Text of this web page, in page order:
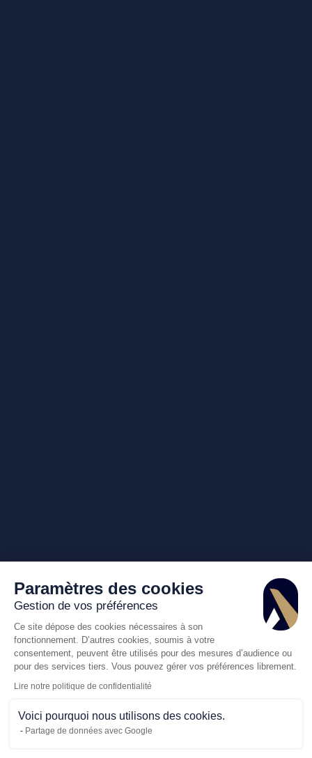
Paramètres des cookies
Gestion de vos préférences
Ce site dépose des cookies nécessaires à son
fonctionnement. D’autres cookies, soumis à votre
consentement, peuvent être utilisés pour des mesures d’audience ou
pour des services tiers. Vous pouvez gérer vos préférences librement.
Lire notre politique de confidentialité
Voici pourquoi nous utilisons des cookies.
Partage de données avec Google